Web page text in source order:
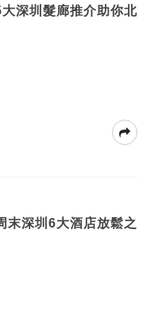
深圳髮廊推介助你北
末深圳6大酒店放鬆之